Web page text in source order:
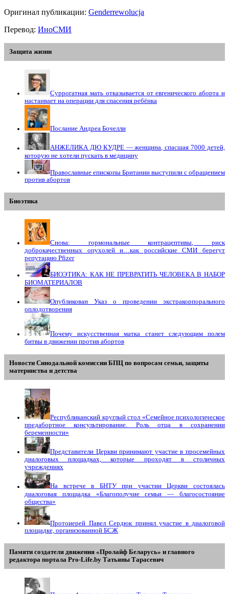
Оригинал публикации: Genderrewolucja
Перевод: ИноСМИ
Защита жизни
Суррогатная мать отказывается от евгенического аборта и
настаивает на операции для спасения ребёнка
Послание Андреа Бочелли
АНЖЕЛИКА ДЮ КУДРЕ — женщина, спасшая 7000 детей,
которую не хотели пускать в медицину
Православные епископы Британии выступили с обращением
против абортов
Биоэтика
Снова: гормональные контрацептивы, риск
доброкачественных опухолей и…как российские СМИ берегут
репутацию Pfizer
БИОЭТИКА: КАК НЕ ПРЕВРАТИТЬ ЧЕЛОВЕКА В НАБОР
БИОМАТЕРИАЛОВ
Опубликован Указ о проведении экстракорпорального
оплодотворения
Почему искусственная матка станет следующим полем
битвы в движении против абортов
Новости Синодальной комиссии БПЦ по вопросам семьи, защиты
материнства и детства
Республиканский круглый стол «Семейное психологическое
предабортное консультирование. Роль отца в сохранении
беременности»
Представители Церкви принимают участие в просемейных
диалоговых площадках, которые проходят в столичных
учреждениях
На встрече в БНТУ при участии Церкви состоялась
диалоговая площадка «Благополучие семьи — благосостояние
общества»
Протоиерей Павел Сердюк принял участие в диалоговой
площадке, организованной БСЖ
Памяти создателя движения «Пролайф Беларусь» и главного
редактора портала Pro-Life.by Tатьяны Tарасевич